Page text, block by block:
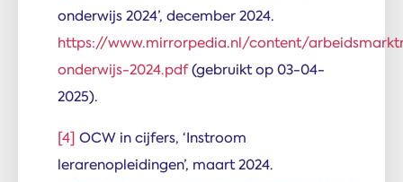
onderwijs 2024’, december 2024.
https://www.mirrorpedia.nl/content/
onderwijs-2024.pdf(gebruikt op 03-04-
2025).
[4] OCW in cijfers, ‘Instroom
lerarenopleidingen’, maart 2024.